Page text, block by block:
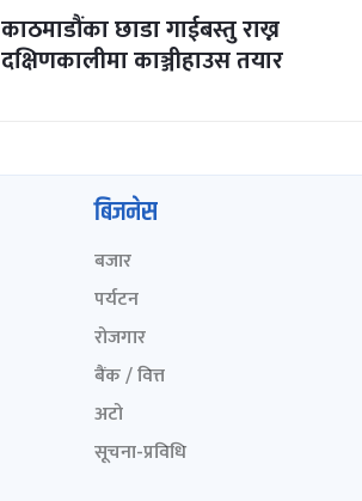
काठमाडौंका छाडा गाईबस्तु राख्न
दक्षिणकालीमा काञ्जीहाउस तयार
बिजनेस
बजार
पर्यटन
रोजगार
बैंक / वित्त
अटो
सूचना-प्रविधि